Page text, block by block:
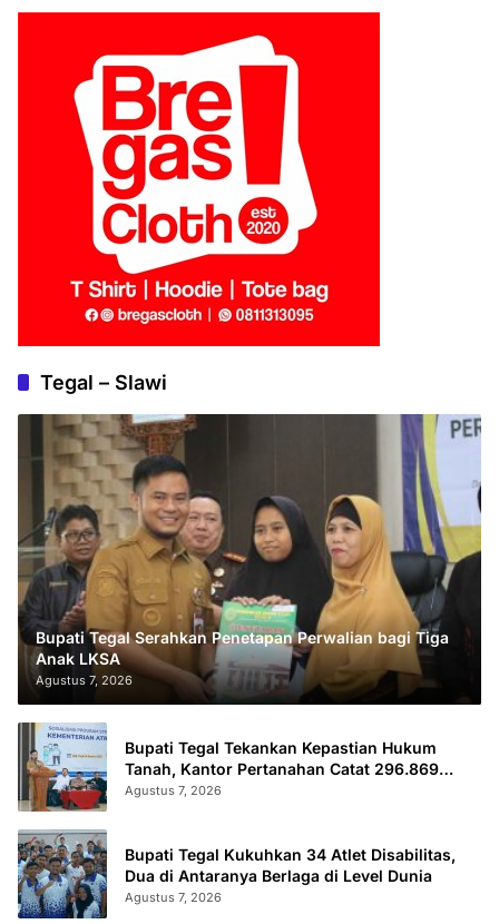
Tegal – Slawi
Bupati Tegal Serahkan Penetapan Perwalian bagi Tiga
Anak LKSA
Agustus 7, 2026
Bupati Tegal Tekankan Kepastian Hukum
Tanah, Kantor Pertanahan Catat 296.869
Sertifikat Terbit
Agustus 7, 2026
Bupati Tegal Kukuhkan 34 Atlet Disabilitas,
Dua di Antaranya Berlaga di Level Dunia
Agustus 7, 2026